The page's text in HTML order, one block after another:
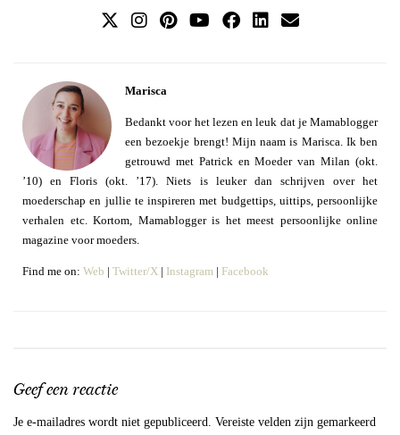
Marisca
Bedankt voor het lezen en leuk dat je Mamablogger
een bezoekje brengt! Mijn naam is Marisca. Ik ben
getrouwd met Patrick en Moeder van Milan (okt.
’10) en Floris (okt. ’17). Niets is leuker dan schrijven over het
moederschap en jullie te inspireren met budgettips, uittips, persoonlijke
verhalen etc. Kortom, Mamablogger is het meest persoonlijke online
magazine voor moeders.
Find me on: Web | Twitter/X | Instagram | Facebook
Geef een reactie
Je e-mailadres wordt niet gepubliceerd. Vereiste velden zijn gemarkeerd